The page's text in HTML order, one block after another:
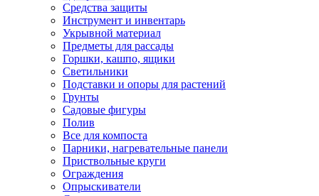
Средства защиты
Инструмент и инвентарь
Укрывной материал
Предметы для рассады
Горшки, кашпо, ящики
Светильники
Подставки и опоры для растений
Грунты
Садовые фигуры
Полив
Все для компоста
Парники, нагревательные панели
Приствольные круги
Ограждения
Опрыскиватели